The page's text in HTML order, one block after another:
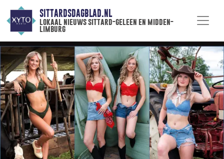
SITTARDSDAGBLAD.NL
lokaal nieuws sittard-geleen en midden-
limburg